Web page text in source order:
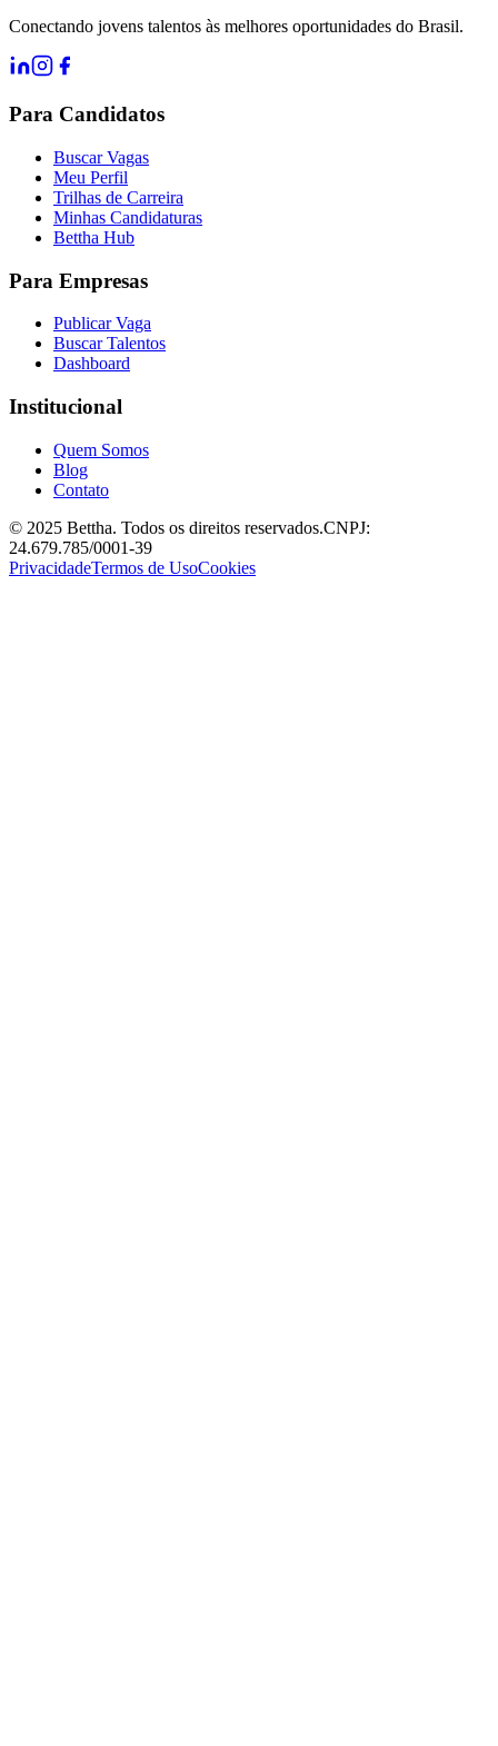
Conectando jovens talentos às melhores oportunidades do Brasil.
Para Candidatos
Buscar Vagas
Meu Perfil
Trilhas de Carreira
Minhas Candidaturas
Bettha Hub
Para Empresas
Publicar Vaga
Buscar Talentos
Dashboard
Institucional
Quem Somos
Blog
Contato
© 2025 Bettha. Todos os direitos reservados.CNPJ:
24.679.785/0001-39
PrivacidadeTermos de UsoCookies